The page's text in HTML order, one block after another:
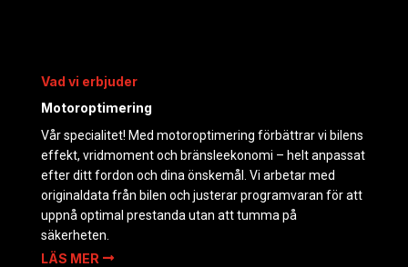
Vad vi erbjuder
Motoroptimering
Vår specialitet! Med motoroptimering förbättrar vi bilens
effekt, vridmoment och bränsleekonomi – helt anpassat
efter ditt fordon och dina önskemål. Vi arbetar med
originaldata från bilen och justerar programvaran för att
uppnå optimal prestanda utan att tumma på
säkerheten.
LÄS MER